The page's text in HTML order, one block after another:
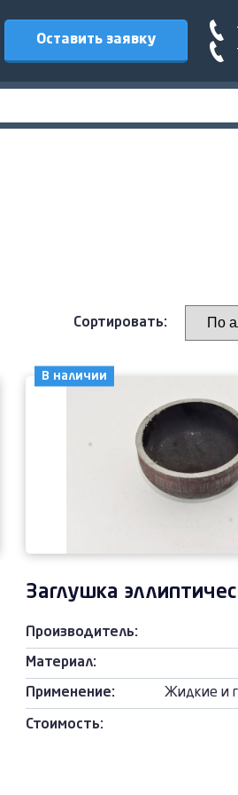
Оставить заявку
Сортировать:
В наличии
Заглушка
Производитель:
Материал:
Применение: Жидкие и
Стоимость: